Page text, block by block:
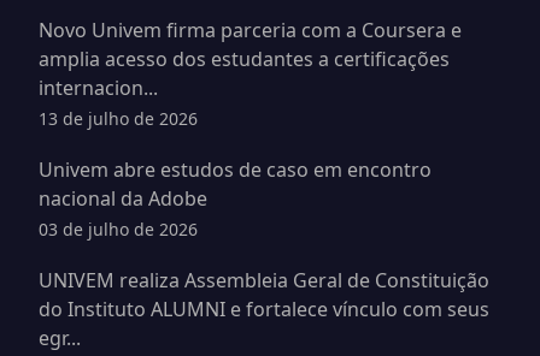
Novo Univem firma parceria com a Coursera e
amplia acesso dos estudantes a certificações
internacion...
13 de julho de 2026
Univem abre estudos de caso em encontro
nacional da Adobe
03 de julho de 2026
UNIVEM realiza Assembleia Geral de Constituição
do Instituto ALUMNI e fortalece vínculo com seus
egr...